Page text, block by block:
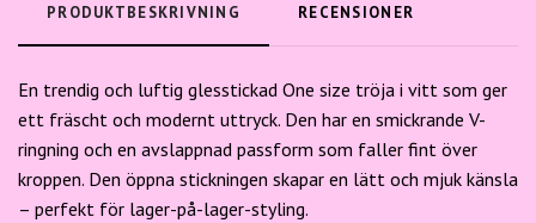
PRODUKTBESKRIVNING RECENSIONER
En trendig och luftig glesstickad One size tröja i vitt som ger
ett fräscht och modernt uttryck. Den har en smickrande V-
ringning och en avslappnad passform som faller fint över
kroppen. Den öppna stickningen skapar en lätt och mjuk känsla
– perfekt för lager-på-lager-styling.